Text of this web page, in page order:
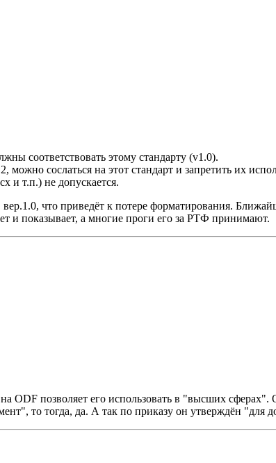
соответствовать этому стандарту (v1.0).
сослаться на этот стандарт и запретить их
и т.п.) не допускается.
что приведёт к потере форматирования.
и показывает, а многие проги его за РТФ принимают.
позволяет его использовать в "высших сферах".
то тогда, да. А так по приказу он утверждён "для